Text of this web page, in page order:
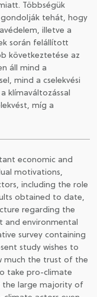
Többségük
tehát, hogy
illetve a
során felállított
következtetése az
áll mind a
mind a cselekvési
klímaváltozással
míg a
economic and
motivations,
including the role
obtained to date,
regarding the
and environmental
survey containing
study wishes to
much the trust of the
take pro-climate
the large majority of